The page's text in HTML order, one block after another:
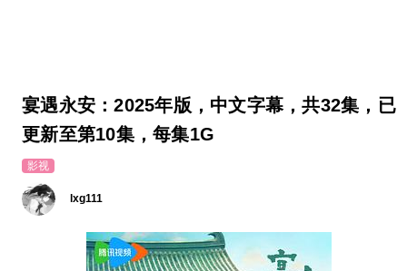
宴遇永安：2025年版，中文字幕，共32集，已
更新至第10集，每集1G
影视
lxg111